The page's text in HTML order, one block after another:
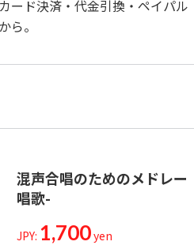
ド決済・代金引換・ペイパル
から。
混声合唱のためのメドレ
唱歌-
JPY: 1,700yen